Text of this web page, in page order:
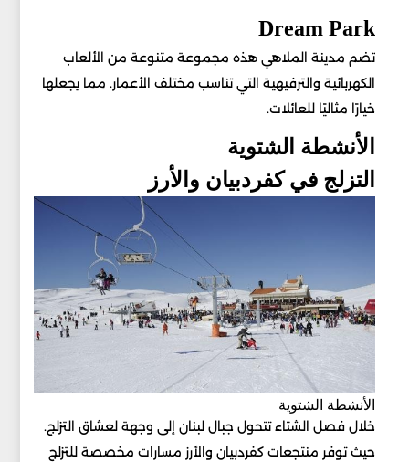
Dream Park
تضم مدينة الملاهي هذه مجموعة متنوعة من الألعاب
الكهربائية والترفيهية التي تناسب مختلف الأعمار. مما يجعلها
خيارًا مثاليًا للعائلات.
الأنشطة الشتوية
التزلج في كفردبيان والأرز
الأنشطة الشتوية
خلال فصل الشتاء تتحول جبال لبنان إلى وجهة لعشاق التزلج.
حيث توفر منتجعات كفردبيان والأرز مسارات مخصصة للتزلج